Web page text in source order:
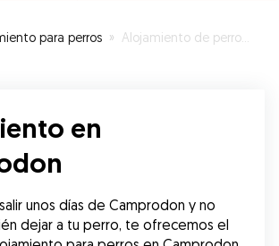
para perros » Alojamiento de perros en Camprodon
en
unos días de Camprodon y no
dejar a tu perro, te ofrecemos el